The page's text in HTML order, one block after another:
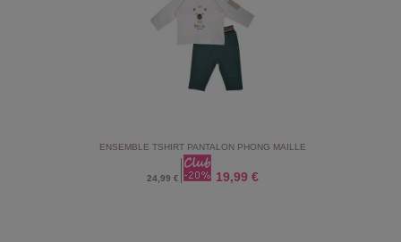
ENSEMBLE TSHIRT PANTALON PHONG MAILLE
24,99 € 19,99 €